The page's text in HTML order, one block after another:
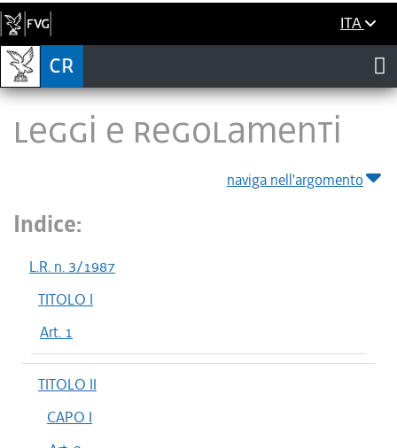
ITA
LEGGI E REGOLAMENTI
naviga nell'argomento
Indice:
L.R. n. 3/1987
TITOLO I
Art. 1
TITOLO II
CAPO I